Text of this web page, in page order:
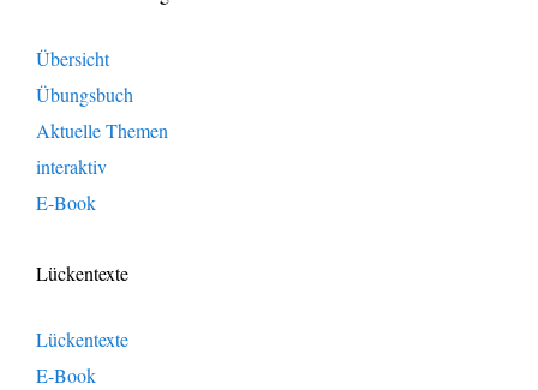
Übersicht
Übungsbuch
Aktuelle Themen
interaktiv
E-Book
Lückentexte
Lückentexte
E-Book